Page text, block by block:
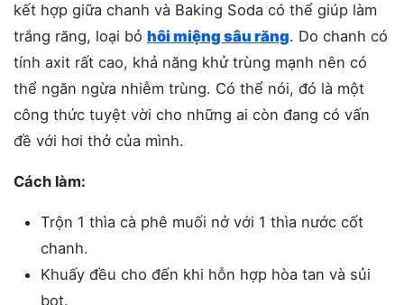
kết hợp giữa chanh và Baking Soda có thể giúp làm
trắng răng, loại bỏ hôi miệng sâu răng. Do chanh có
tính axit rất cao, khả năng khử trùng mạnh nên có
thể ngăn ngừa nhiễm trùng. Có thể nói, đó là một
công thức tuyệt vời cho những ai còn đang có vấn
đề với hơi thở của mình.
Cách làm:
Trộn 1 thìa cà phê muối nở với 1 thìa nước cốt
chanh.
Khuấy đều cho đến khi hỗn hợp hòa tan và sủi
bọt.